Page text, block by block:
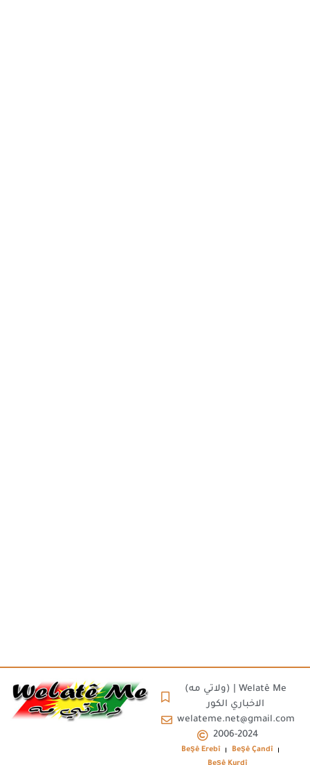
(ولاتي مه) | Welatê Me
الاخباري الكور
welateme.net@gmail.com
2006-2024
Beşê Erebî
Beşê Çandî